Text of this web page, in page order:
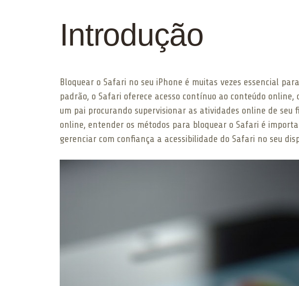
Introdução
Bloquear o Safari no seu iPhone é muitas vezes essencial
padrão, o Safari oferece acesso contínuo ao conteúdo
um pai procurando supervisionar as atividades online de
online, entender os métodos para bloquear o Safari é
gerenciar com confiança a acessibilidade do Safari no seu